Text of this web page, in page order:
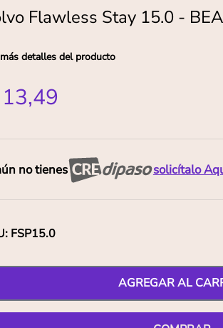
Flawless Stay 15.0 -
detalles del producto
13,49
no tienes solicítalo
: FSP15.0
AGREGAR AL